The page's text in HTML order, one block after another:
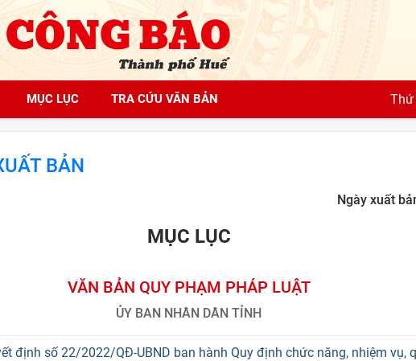
Thứ
MỤC LỤC TRA CỨU VĂN BẢN
BẢN
Ngày xuất
MỤC LỤC
VĂN BẢN QUY PHẠM PHÁP LUẬT
ỦY BAN NHÂN DÂN TỈNH
định số 22/2022/QĐ-UBND ban hành Quy định chức năng, nhiệm vụ,